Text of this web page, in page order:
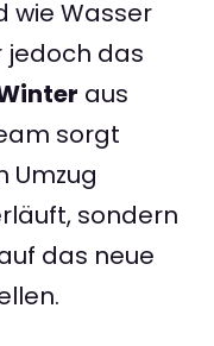
wie Wasser
jedoch das
aus
sorgt
Umzug
sondern
das neue